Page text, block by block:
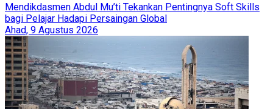
Mendikdasmen Abdul Mu’ti Tekankan Pentingnya Soft Skills
bagi Pelajar Hadapi Persaingan Global
Ahad, 9 Agustus 2026